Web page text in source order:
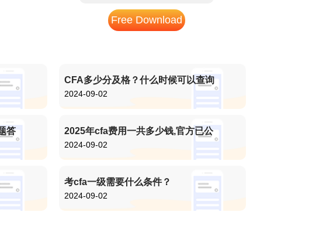
Free Download
答
CFA多少分及格？什么时候可以查询
2024-09-02
2025年cfa费用一共多少钱,官方已公
2024-09-02
考cfa一级需要什么条件？
2024-09-02